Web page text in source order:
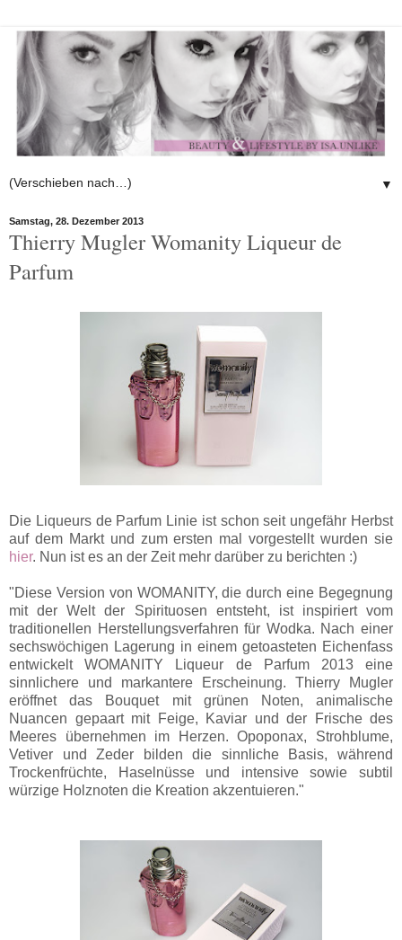
▼
Samstag, 28. Dezember 2013
Thierry Mugler Womanity Liqueur de
Parfum
Die Liqueurs de Parfum Linie ist schon seit ungefähr Herbst
auf dem Markt und zum ersten mal vorgestellt wurden sie
hier. Nun ist es an der Zeit mehr darüber zu berichten :)
"Diese Version von WOMANITY, die durch eine Begegnung
mit der Welt der Spirituosen entsteht, ist inspiriert vom
traditionellen Herstellungsverfahren für Wodka. Nach einer
sechswöchigen Lagerung in einem getoasteten Eichenfass
entwickelt WOMANITY Liqueur de Parfum 2013 eine
sinnlichere und markantere Erscheinung. Thierry Mugler
eröffnet das Bouquet mit grünen Noten, animalische
Nuancen gepaart mit Feige, Kaviar und der Frische des
Meeres übernehmen im Herzen. Opoponax, Strohblume,
Vetiver und Zeder bilden die sinnliche Basis, während
Trockenfrüchte, Haselnüsse und intensive sowie subtil
würzige Holznoten die Kreation akzentuieren."